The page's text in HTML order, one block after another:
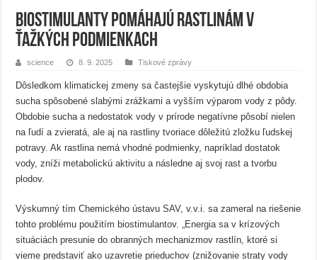
Biostimulanty pomáhajú rastlinám v
ťažkých podmienkach
science 8. 9. 2025 Tiskové zprávy
Dôsledkom klimatickej zmeny sa častejšie vyskytujú dlhé obdobia
sucha spôsobené slabými zrážkami a vyšším výparom vody z pôdy.
Obdobie sucha a nedostatok vody v prírode negatívne pôsobí nielen
na ľudí a zvieratá, ale aj na rastliny tvoriace dôležitú zložku ľudskej
potravy. Ak rastlina nemá vhodné podmienky, napríklad dostatok
vody, zníži metabolickú aktivitu a následne aj svoj rast a tvorbu
plodov.
Výskumný tím Chemického ústavu SAV, v.v.i. sa zameral na riešenie
tohto problému použitím biostimulantov. „Energia sa v krízových
situáciách presunie do obranných mechanizmov rastlín, ktoré si
vieme predstaviť ako uzavretie prieduchov (znižovanie straty vody